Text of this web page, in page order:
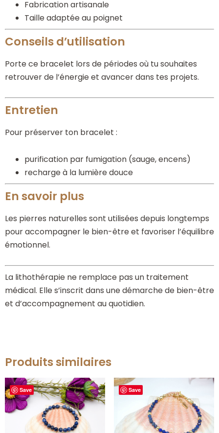
Fabrication artisanale
Taille adaptée au poignet
Conseils d’utilisation
Porte ce bracelet lors de périodes où tu souhaites
retrouver de l’énergie et avancer dans tes projets.
Entretien
Pour préserver ton bracelet :
purification par fumigation (sauge, encens)
recharge à la lumière douce
En savoir plus
Les pierres naturelles sont utilisées depuis longtemps
pour accompagner le bien-être et favoriser l’équilibre
émotionnel.
La lithothérapie ne remplace pas un traitement
médical. Elle s’inscrit dans une démarche de bien-être
et d’accompagnement au quotidien.
Produits similaires
Save Save